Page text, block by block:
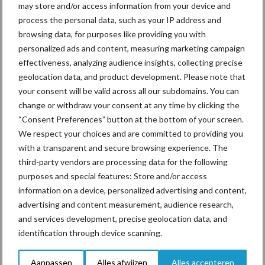
may store and/or access information from your device and
process the personal data, such as your IP address and
browsing data, for purposes like providing you with
personalized ads and content, measuring marketing campaign
effectiveness, analyzing audience insights, collecting precise
geolocation data, and product development. Please note that
your consent will be valid across all our subdomains. You can
change or withdraw your consent at any time by clicking the
“Consent Preferences” button at the bottom of your screen.
We respect your choices and are committed to providing you
with a transparent and secure browsing experience. The
third-party vendors are processing data for the following
purposes and special features: Store and/or access
information on a device, personalized advertising and content,
advertising and content measurement, audience research,
and services development, precise geolocation data, and
identification through device scanning.
Aanpassen Alles afwijzen Alles accepteren
economischer maken van machines en voertuigen. Met onze
hoge investeringen op de locaties Werlte en Herzlake, maken we
ook een duidelijke verbintenis met de regio. Kortom, we kijken vol
vertrouwen naar de toekomst; Krone bedient immers twee van ’s
werelds grootste trends – ten eerste de toename van de
wereldbevolking net als de connectiviteit en digitalisering – en
groei van het goederenvervoer
Bron: Krone
Aanbevolen voor jou!
Grondstoffenmarkt blijft
grillig: droogte en
geopolitiek houden handel
in de greep